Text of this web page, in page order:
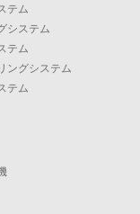
テム
システム
テム
ングシステム
テム